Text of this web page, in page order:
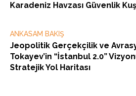
Karadeniz Havzası Güvenlik
ANKASAM BAKIŞ
Jeopolitik Gerçekçilik ve
Tokayev’in “İstanbul 2.0”
Stratejik Yol Haritası